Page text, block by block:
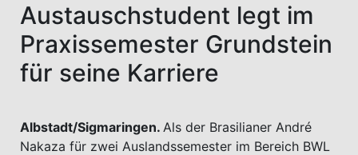
Austauschstudent legt im
Praxissemester Grundstein
für seine Karriere
Albstadt/Sigmaringen. Als der Brasilianer André
Nakaza für zwei Auslandssemester im Bereich BWL